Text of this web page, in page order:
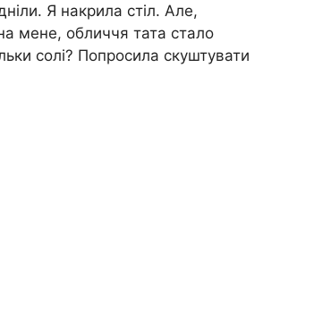
Я накрила стіл. Але,
мене, обличчя тата стало
солі? Попросила скуштувати